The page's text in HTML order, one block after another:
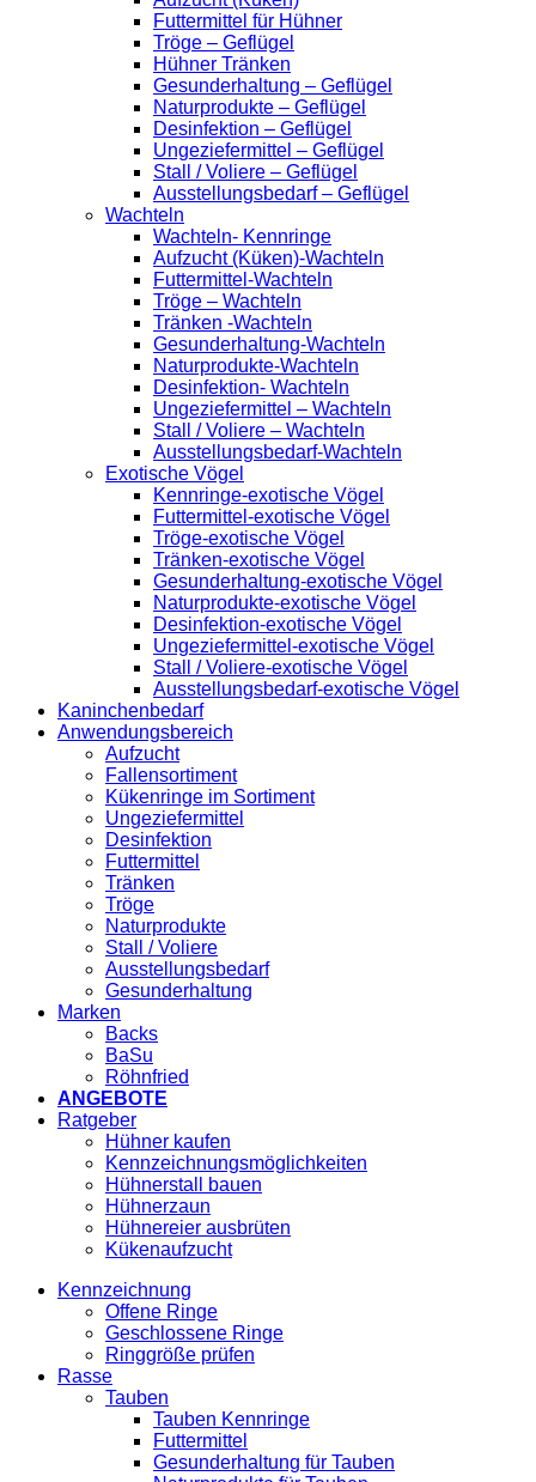
Futtermittel für Hühner
Tröge – Geflügel
Hühner Tränken
Gesunderhaltung – Geflügel
Naturprodukte – Geflügel
Desinfektion – Geflügel
Ungeziefermittel – Geflügel
Stall / Voliere – Geflügel
Ausstellungsbedarf – Geflügel
Wachteln
Wachteln- Kennringe
Aufzucht (Küken)-Wachteln
Futtermittel-Wachteln
Tröge – Wachteln
Tränken -Wachteln
Gesunderhaltung-Wachteln
Naturprodukte-Wachteln
Desinfektion- Wachteln
Ungeziefermittel – Wachteln
Stall / Voliere – Wachteln
Ausstellungsbedarf-Wachteln
Exotische Vögel
Kennringe-exotische Vögel
Futtermittel-exotische Vögel
Tröge-exotische Vögel
Tränken-exotische Vögel
Gesunderhaltung-exotische Vögel
Naturprodukte-exotische Vögel
Desinfektion-exotische Vögel
Ungeziefermittel-exotische Vögel
Stall / Voliere-exotische Vögel
Ausstellungsbedarf-exotische Vögel
Kaninchenbedarf
Anwendungsbereich
Aufzucht
Fallensortiment
Kükenringe im Sortiment
Ungeziefermittel
Desinfektion
Futtermittel
Tränken
Tröge
Naturprodukte
Stall / Voliere
Ausstellungsbedarf
Gesunderhaltung
Marken
Backs
BaSu
Röhnfried
ANGEBOTE
Ratgeber
Hühner kaufen
Kennzeichnungsmöglichkeiten
Hühnerstall bauen
Hühnerzaun
Hühnereier ausbrüten
Kükenaufzucht
Kennzeichnung
Offene Ringe
Geschlossene Ringe
Ringgröße prüfen
Rasse
Tauben
Tauben Kennringe
Futtermittel
Gesunderhaltung für Tauben